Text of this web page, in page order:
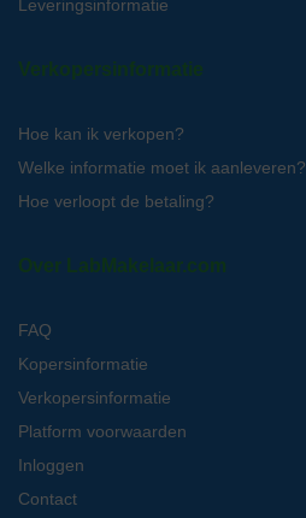
Leveringsinformatie
Verkopersinformatie
Hoe kan ik verkopen?
Welke informatie moet ik aanleveren?
Hoe verloopt de betaling?
Over LabMakelaar.com
FAQ
Kopersinformatie
Verkopersinformatie
Platform voorwaarden
Inloggen
Contact